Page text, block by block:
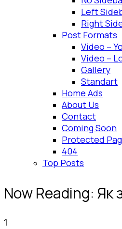
Left
Right
Post Formats
Video –
Video –
Gallery
Standart
Home Ads
About Us
Contact
Coming Soon
Protected
404
Top Posts
Now Reading: Як
1